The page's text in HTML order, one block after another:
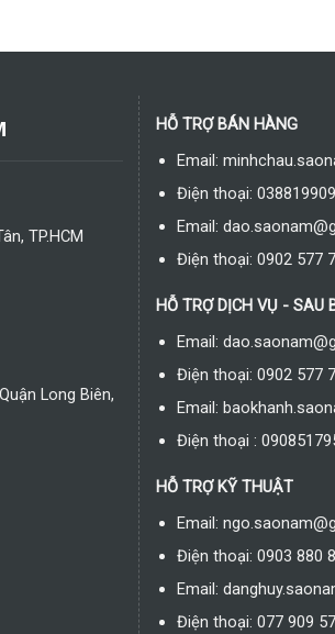
TP.HCM
Long Biên,
HỖ TRỢ BÁN HÀNG
Email:
Điện thoại:
Email:
Điện thoại: 0902 577
HỖ TRỢ DỊCH VỤ - SAU
Email:
Điện thoại: 0902 577
Email:
Điện thoại :
HỖ TRỢ KỸ THUẬT
Email:
Điện thoại: 0903 880
Email:
Điện thoại: 077 909